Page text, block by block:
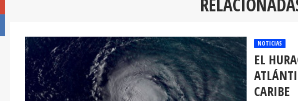
NOTICIAS
EL
CARIBE